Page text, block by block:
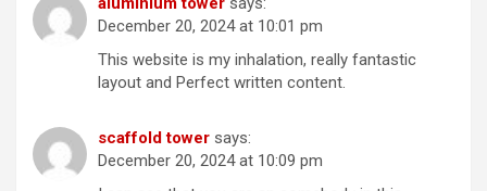
December 20, 2024 at 10:01 pm
This website is my inhalation, really fantastic
layout and Perfect written content.
scaffold tower says:
December 20, 2024 at 10:09 pm